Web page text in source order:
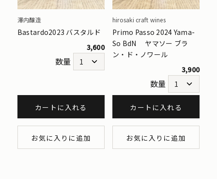
澤内醸造
Bastardo2023 バスタルド
3,600
数量
カートに入れる
お気に入りに追加
hirosaki craft wines
Primo Passo 2024 Yama-
So BdN ヤマソー ブラ
ン・ド・ノワール
3,900
数量
カートに入れる
お気に入りに追加